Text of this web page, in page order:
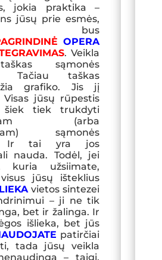
jokia praktika –
jūsų prie esmės,
bus
OPERA
. Veikla
sąmonės
Tačiau taškas
grafiko. Jis jį
Visas jūsų rūpestis
tiek trukdyti
(arba
sąmonės
Ir tai yra jos
nauda. Todėl, jei
kuria užsiimate,
jūsų išteklius
vietos sintezei
– ji ne tik
bet ir žalinga. Ir
išlieka, bet jūs
patirčiai
tada jūsų veikla
– taigi,